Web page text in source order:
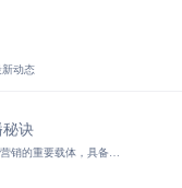
动态
秘诀
展览H5已成为企业数字化营销的重要载体，具备传播裂变、沉浸交互、轻量化转化及长效运营等核心优势，突破时空限制实现品牌曝光与用户转化的高效闭环。